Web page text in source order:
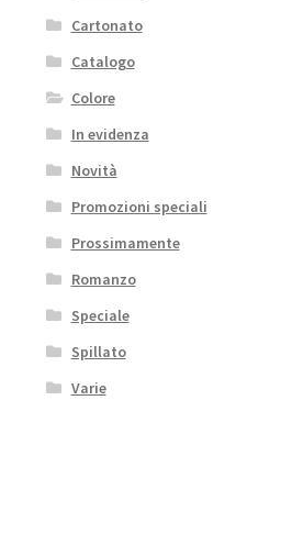
Cartonato
Catalogo
Colore
In evidenza
Novità
Promozioni speciali
Prossimamente
Romanzo
Speciale
Spillato
Varie